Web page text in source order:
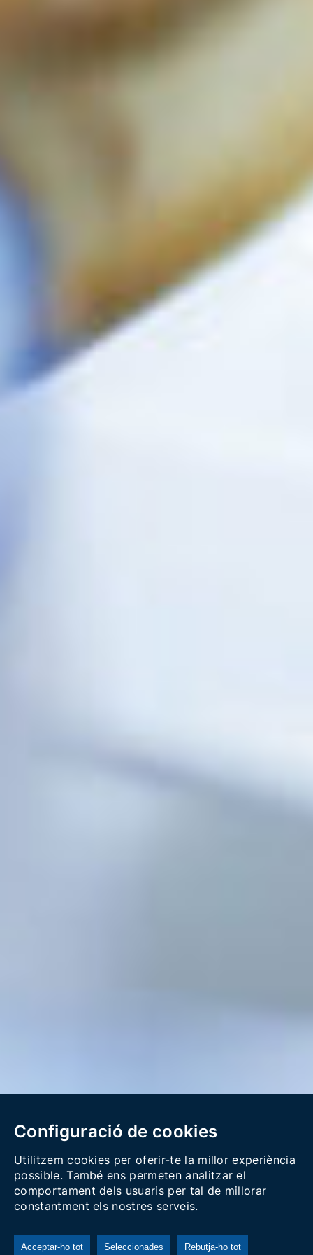
Configuració de cookies
Utilitzem cookies per oferir-te la millor experiència
possible. També ens permeten analitzar el
comportament dels usuaris per tal de millorar
constantment els nostres serveis.
Acceptar-ho tot Seleccionades Rebutja-ho tot